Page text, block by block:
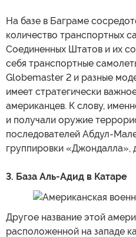
На базе в Баграме
количество транспортных
Соединенных Штатов и их
себя транспортные
Globemaster 2 и разные
имеет стратегически
американцев. К слову,
и получали оружие
последователей Абдул-
группировки «Джондалла»,
3. База Аль-Адид в Катаре
Другое название этой
расположенной на западе